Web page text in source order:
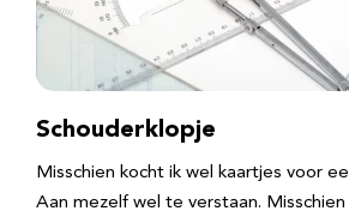
Schouderklopje
Misschien kocht ik wel kaartjes voor
Aan mezelf wel te verstaan.